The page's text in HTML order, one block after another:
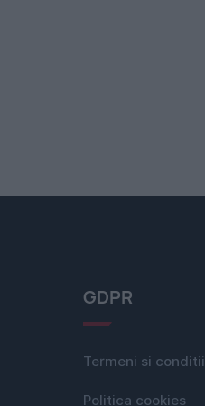
GDPR
Termeni si conditii
Politica cookies